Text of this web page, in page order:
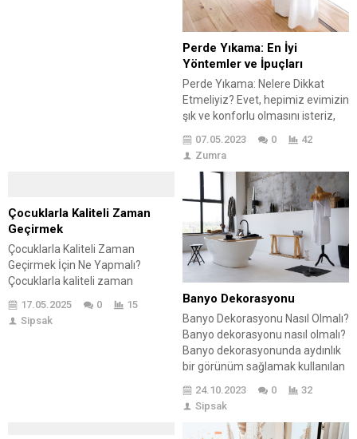
Perde Yıkama: En İyi
Yöntemler ve İpuçları
Perde Yıkama: Nelere Dikkat
Etmeliyiz? Evet, hepimiz evimizin
şık ve konforlu olmasını isteriz,
yıkamak evimizin güzelliğine
katkı sağlamak ve bakımlı
tutmak için büyük önem taşır.
Peki, perde temizliği ve
bakımında nelere dikkat
etmeliyiz? Evimizin şıklığını ve
konforunu artırmak için perde
yıkama ve bakımında
uygulayabileceğimiz...
07.05.2023 0
42
Zumra
Çocuklarla Kaliteli Zaman
Geçirmek
Çocuklarla Kaliteli Zaman
Geçirmek İçin Ne Yapmalı?
Çocuklarla kaliteli zaman
alanları oluşturmak
gerekmektedir. Ev içinde
17.05.2025 0
15
Sipsak
Banyo Dekorasyonu
Banyo Dekorasyonu Nasıl Olmalı?
Banyo dekorasyonu nasıl olmalı?
Banyo dekorasyonunda aydınlık
bir görünüm sağlamak kullanılan
Öncelikle banyonun
zemin ve duvar rengine göre
hareket edilerek; beyaz ve
24.10.2023 0
32
Sipsak